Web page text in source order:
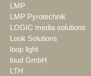
LMP
LMP Pyrotechnik
LOGIC media solutions
Look Solutions
loop light
loud GmbH
LTH